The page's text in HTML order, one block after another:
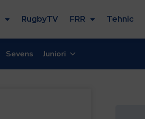
RugbyTV FRR Tehnic
Sevens Juniori